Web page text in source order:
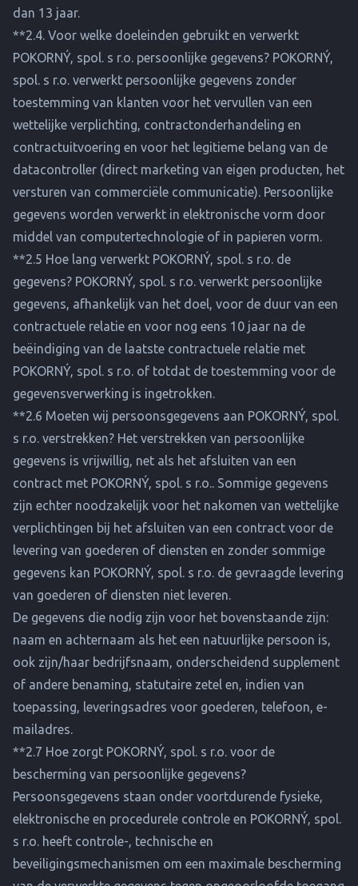
dan 13 jaar.
**2.4. Voor welke doeleinden gebruikt en verwerkt
POKORNÝ, spol. s r.o. persoonlijke gegevens? POKORNÝ,
spol. s r.o. verwerkt persoonlijke gegevens zonder
toestemming van klanten voor het vervullen van een
wettelijke verplichting, contractonderhandeling en
contractuitvoering en voor het legitieme belang van de
datacontroller (direct marketing van eigen producten, het
versturen van commerciële communicatie). Persoonlijke
gegevens worden verwerkt in elektronische vorm door
middel van computertechnologie of in papieren vorm.
**2.5 Hoe lang verwerkt POKORNÝ, spol. s r.o. de
gegevens? POKORNÝ, spol. s r.o. verwerkt persoonlijke
gegevens, afhankelijk van het doel, voor de duur van een
contractuele relatie en voor nog eens 10 jaar na de
beëindiging van de laatste contractuele relatie met
POKORNÝ, spol. s r.o. of totdat de toestemming voor de
gegevensverwerking is ingetrokken.
**2.6 Moeten wij persoonsgegevens aan POKORNÝ, spol.
s r.o. verstrekken? Het verstrekken van persoonlijke
gegevens is vrijwillig, net als het afsluiten van een
contract met POKORNÝ, spol. s r.o.. Sommige gegevens
zijn echter noodzakelijk voor het nakomen van wettelijke
verplichtingen bij het afsluiten van een contract voor de
levering van goederen of diensten en zonder sommige
gegevens kan POKORNÝ, spol. s r.o. de gevraagde levering
van goederen of diensten niet leveren.
De gegevens die nodig zijn voor het bovenstaande zijn:
naam en achternaam als het een natuurlijke persoon is,
ook zijn/haar bedrijfsnaam, onderscheidend supplement
of andere benaming, statutaire zetel en, indien van
toepassing, leveringsadres voor goederen, telefoon, e-
mailadres.
**2.7 Hoe zorgt POKORNÝ, spol. s r.o. voor de
bescherming van persoonlijke gegevens?
Persoonsgegevens staan onder voortdurende fysieke,
elektronische en procedurele controle en POKORNÝ, spol.
s r.o. heeft controle-, technische en
beveiligingsmechanismen om een maximale bescherming